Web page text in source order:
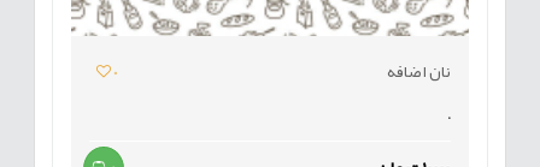
نان اضافه
0
.